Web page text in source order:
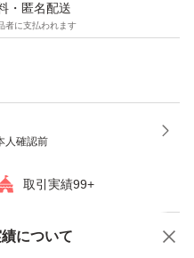
・匿名配送
者に支払われます
人確認前
取引実績99+
について商品への質問